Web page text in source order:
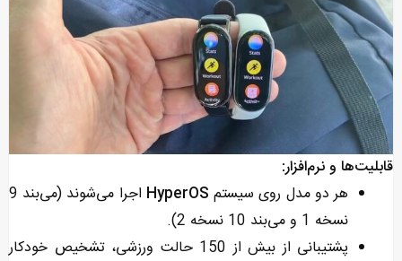
قابلیت‌ها و نرم‌افزار:
هر دو مدل روی سیستم HyperOS
اجرا می‌شوند (می‌بند 9
نسخه 1 و می‌بند 10 نسخه 2).
پشتیبانی از بیش از 150 حالت ورزشی، تشخیص خودکار